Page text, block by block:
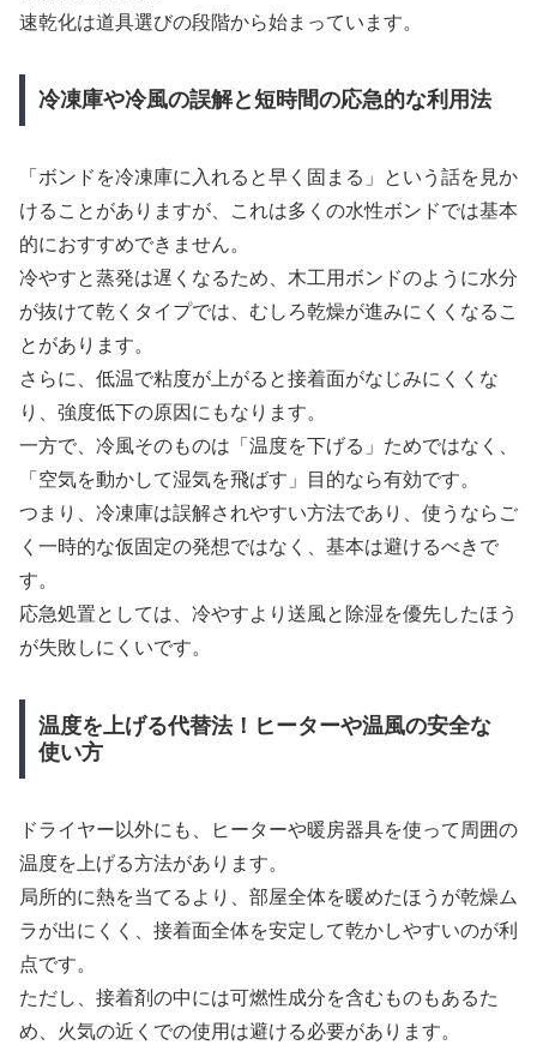
速乾化は道具選びの段階から始まっています。
冷凍庫や冷風の誤解と短時間の応急的な利用法
「ボンドを冷凍庫に入れると早く固まる」という話を見か
けることがありますが、これは多くの水性ボンドでは基本
的におすすめできません。
冷やすと蒸発は遅くなるため、木工用ボンドのように水分
が抜けて乾くタイプでは、むしろ乾燥が進みにくくなるこ
とがあります。
さらに、低温で粘度が上がると接着面がなじみにくくな
り、強度低下の原因にもなります。
一方で、冷風そのものは「温度を下げる」ためではなく、
「空気を動かして湿気を飛ばす」目的なら有効です。
つまり、冷凍庫は誤解されやすい方法であり、使うならご
く一時的な仮固定の発想ではなく、基本は避けるべきで
す。
応急処置としては、冷やすより送風と除湿を優先したほう
が失敗しにくいです。
温度を上げる代替法！ヒーターや温風の安全な
使い方
ドライヤー以外にも、ヒーターや暖房器具を使って周囲の
温度を上げる方法があります。
局所的に熱を当てるより、部屋全体を暖めたほうが乾燥ム
ラが出にくく、接着面全体を安定して乾かしやすいのが利
点です。
ただし、接着剤の中には可燃性成分を含むものもあるた
め、火気の近くでの使用は避ける必要があります。